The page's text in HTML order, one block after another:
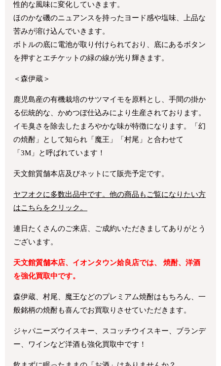
性的な風味に変化していきます。
ほのかな磯のニュアンスを持ったヨード感や塩味、上品な
苦みが溶け込んでいきます。
ボトルの底に電池が取り付けられており、底にあるボタン
を押すとエチケットの緑の線が光り輝きます。
＜森伊蔵＞
鹿児島産の有機栽培のサツマイモを原料とし、手間の掛か
る伝統的な、かめつぼ仕込みにより生産されております。
イモ臭さを除去したまろやかな味が特徴になります。「幻
の焼酎」として知られ「魔王」「村尾」と合わせて
「3M」と呼ばれています！
天文館質舗本店及びネットにて販売予定です。
ヤフオクに多数出品中です。他の商品もご覧になりたい方
はこちらをクリック。
連日たくさんのご来店、ご成約いただきましてありがとう
ございます。
天文館質舗本店、イオンタウン姶良店では、 焼酎、洋酒
を強化買取中です。
森伊蔵、村尾、魔王などのプレミアム焼酎はもちろん、一
般銘柄の焼酎も喜んでお買取りさせていただきます。
ジャパニーズウイスキー、スコッチウイスキー、ブランデ
ー、ワインなど洋酒も強化買取中です！